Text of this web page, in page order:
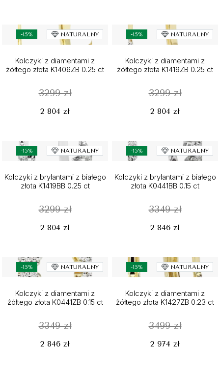
-15% NATURALNY
Kolczyki z diamentami z
żółtego złota K1406ZB 0.25 ct
3299 zł
2 804 zł
-15% NATURALNY
Kolczyki z diamentami z
żółtego złota K1419ZB 0.25 ct
3299 zł
2 804 zł
-15% NATURALNY
Kolczyki z brylantami z białego
złota K1419BB 0.25 ct
3299 zł
2 804 zł
-15% NATURALNY
Kolczyki z brylantami z białego
złota K0441BB 0.15 ct
3349 zł
2 846 zł
-15% NATURALNY
Kolczyki z diamentami z
żółtego złota K0441ZB 0.15 ct
3349 zł
2 846 zł
-15% NATURALNY
Kolczyki z diamentami z
żółtego złota K1427ZB 0.23 ct
3499 zł
2 974 zł